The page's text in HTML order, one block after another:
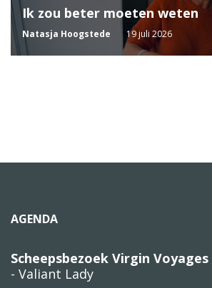
Ik zou beter moeten weten
Natasja Hoogstede 19 juli 2026
AGENDA
Scheepsbezoek Virgin
- Valiant Lady